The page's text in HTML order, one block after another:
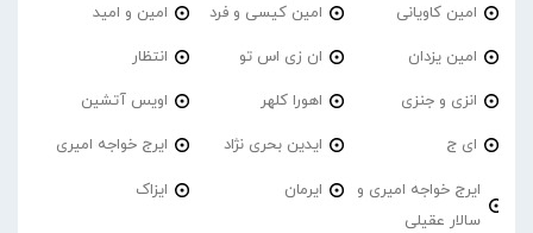
امین کاویانی امین کیسی و فرد امین و امید
امین یزدان ان زی اس تو انتظار
انزی و جنزی اهورا کلهر اویس آتشین
ای ج ایدین بحری نژاد ایرج خواجه امیری
ایرج خواجه امیری و
سالار عقیلی
ایرمان ایزاک